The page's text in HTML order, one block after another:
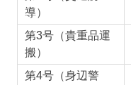
導）
第3号（貴重品運
搬）
第4号（身辺警